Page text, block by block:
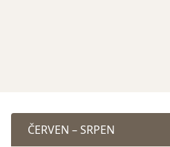
ČERVEN – SRPEN